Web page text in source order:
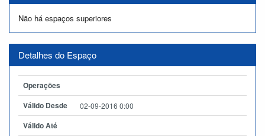
Não há espaços superiores
Detalhes do Espaço
Operações
Válido Desde
02-09-2016 0:00
Válido Até